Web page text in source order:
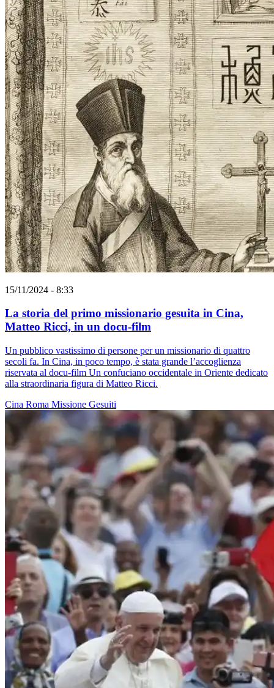
15/11/2024 - 8:33
La storia del primo missionario gesuita in Cina,
Matteo Ricci, in un docu-film
Un pubblico vastissimo di persone per un missionario di quattro
secoli fa. In Cina, in poco tempo, è stata grande l’accoglienza
riservata al docu-film Un confuciano occidentale in Oriente dedicato
alla straordinaria figura di Matteo Ricci.
Cina Roma Missione Gesuiti